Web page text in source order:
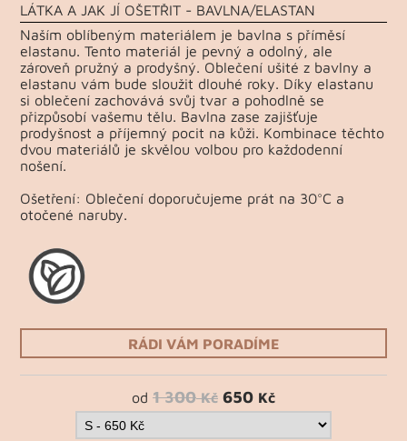
LÁTKA A JAK JÍ OŠETŘIT - BAVLNA/ELASTAN
Naším oblíbeným materiálem je bavlna s příměsí
elastanu. Tento materiál je pevný a odolný, ale
zároveň pružný a prodyšný. Oblečení ušité z bavlny a
elastanu vám bude sloužit dlouhé roky. Díky elastanu
si oblečení zachovává svůj tvar a pohodlně se
přizpůsobí vašemu tělu. Bavlna zase zajišťuje
prodyšnost a příjemný pocit na kůži. Kombinace těchto
dvou materiálů je skvělou volbou pro každodenní
nošení.
Ošetření: Oblečení doporučujeme prát na 30°C a
otočené naruby.
RÁDI VÁM PORADÍME
od 1 300 Kč 650 Kč